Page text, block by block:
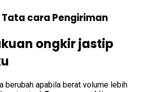
cara Pengiriman
ongkir jastip
berubah apabila berat volume lebih